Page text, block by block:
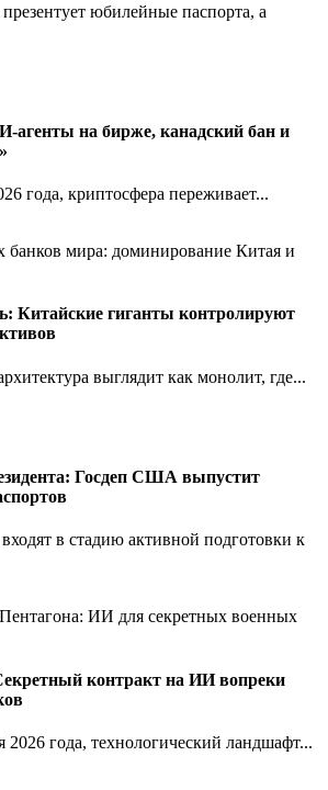
юбилейные паспорта, а
агенты на бирже, канадский бан и
года, криптосфера переживает...
Китайские гиганты контролируют
выглядит как монолит, где...
Госдеп США выпустит
в стадию активной подготовки к
контракт на ИИ вопреки
2026 года, технологический ландшафт...